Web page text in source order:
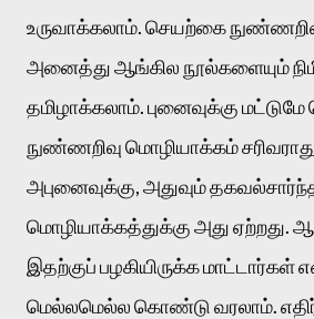
உருவாக்கலாம். செயற்கை
அனைத்து ஆங்கில நூல்களையும்
தமிழாக்கலாம். புனைவுக்கு
நுண்ணறிவு மொழியாக்கம்
அபுனைவுக்கு, அதுவும் தகவல்சார்ந்த
மொழியாக்கத்துக்கு அது ஏற்றது.
இதற்குப் பழகியிருக்க மாட்டார்கள்
மெல்லமெல்ல கொண்டு வரலாம்.